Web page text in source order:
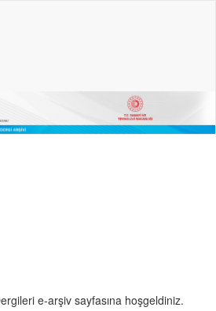
e-arşiv sayfasına hoşgeldiniz.